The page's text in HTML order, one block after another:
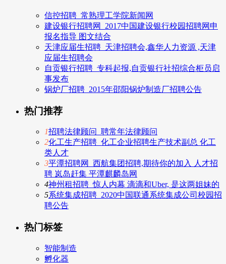
信控招聘_常熟理工学院新闻网
建设银行招聘网_2017中国建设银行校园招聘网申
报名指导 图文结合
天津应届生招聘_天津招聘会,鑫华人力资源 ,天津
应届生招聘会
自贡银行招聘_专科起报,自贡银行社招综合柜员启
事发布
锅炉厂招聘_2015年邵阳锅炉制造厂招聘公告
热门推荐
1招聘法律顾问_聘常年法律顾问
2化工生产招聘_化工企业招聘生产技术副总 化工
类人才
3平潭招聘网_西航集团招聘,期待你的加入 人才招
聘 岚岛赶集 平潭麒麟岛网
4神州租招聘_惊人内幕 滴滴和Uber, 是这两姐妹的
5系统集成招聘_2020中国联通系统集成公司校园招
聘公告
热门标签
智能制造
孵化器